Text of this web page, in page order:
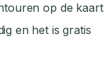
op de kaart
en het is gratis